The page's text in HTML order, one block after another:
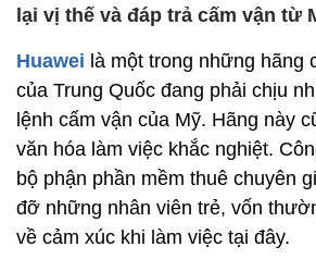
lại vị thế và đáp trả cấm vận từ
Huawei là một trong những hãng
của Trung Quốc đang phải chịu
lệnh cấm vận của Mỹ. Hãng này
văn hóa làm việc khắc nghiệt.
bộ phận phần mềm thuê chuyên
đỡ những nhân viên trẻ, vốn
về cảm xúc khi làm việc tại đây.